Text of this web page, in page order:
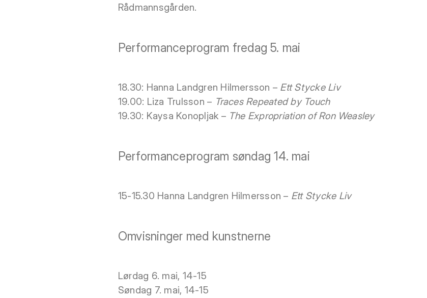
Rådmannsgården.
Performanceprogram fredag 5. mai
18.30: Hanna Landgren Hilmersson – Ett Stycke Liv
19.00: Liza Trulsson – Traces Repeated by Touch
19.30: Kaysa Konopljak – The Expropriation of Ron Weasley
Performanceprogram søndag 14. mai
15-15.30 Hanna Landgren Hilmersson – Ett Stycke Liv
Omvisninger med kunstnerne
Lørdag 6. mai, 14-15
Søndag 7. mai, 14-15